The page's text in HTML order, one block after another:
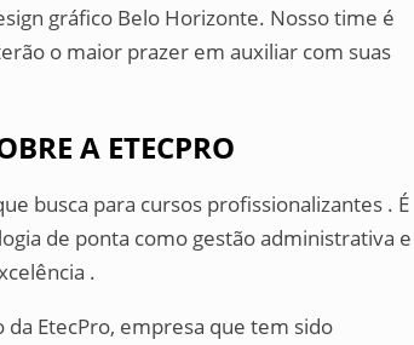
gráfico Belo Horizonte. Nosso time é
o maior prazer em auxiliar com suas
A ETECPRO
busca para cursos profissionalizantes . É
de ponta como gestão administrativa e
.
EtecPro, empresa que tem sido